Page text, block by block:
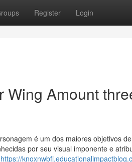
Register Login
Amount
é um dos maiores objetivos
por seu visual imponente e
https://